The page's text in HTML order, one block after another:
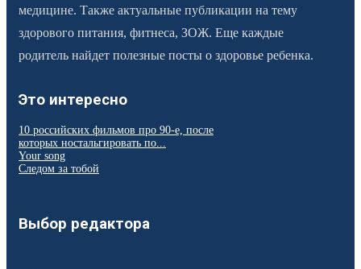
медицине. Также актуальные публикации на тему
здорового питания, фитнеса, ЗОЖ. Еще каждые
родитель найдет полезные посты о здоровье ребенка.
Это интересно
10 российских фильмов про 90‑е, после
которых ностальгировать по...
Your song
Следом за тобой
Выбор редактора